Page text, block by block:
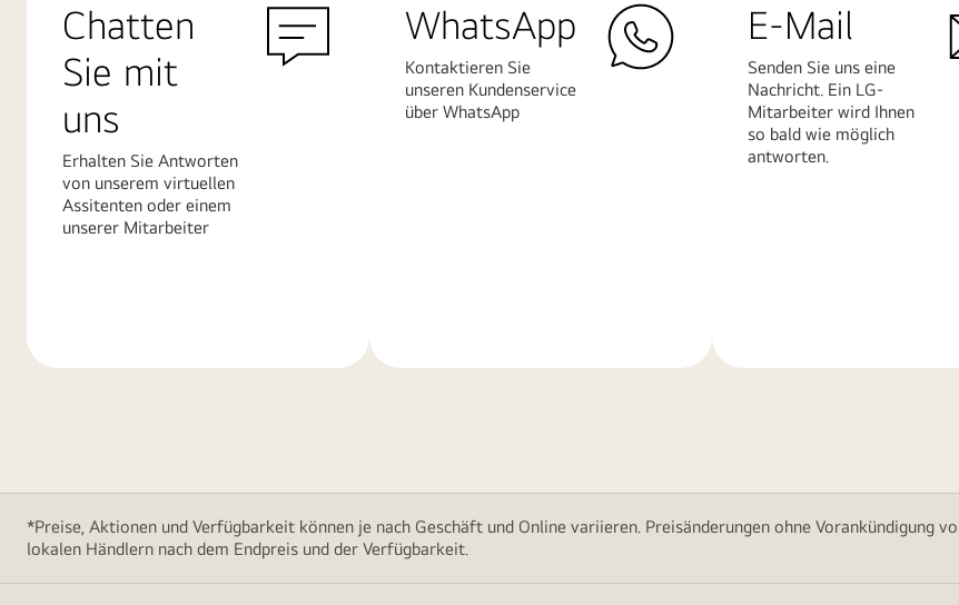
Chatten
Sie mit
uns
Erhalten Sie Antworten
von unserem virtuellen
Assitenten oder einem
unserer Mitarbeiter
WhatsApp
Kontaktieren Sie
unseren Kundenservice
über WhatsApp
E-Mail
Senden Sie uns eine
Nachricht. Ein LG-
Mitarbeiter wird Ihnen
so bald wie möglich
antworten.
*Preise, Aktionen und Verfügbarkeit können je nach Geschäft und Online variieren. Preisänderungen ohne Vorankündigung
lokalen Händlern nach dem Endpreis und der Verfügbarkeit.